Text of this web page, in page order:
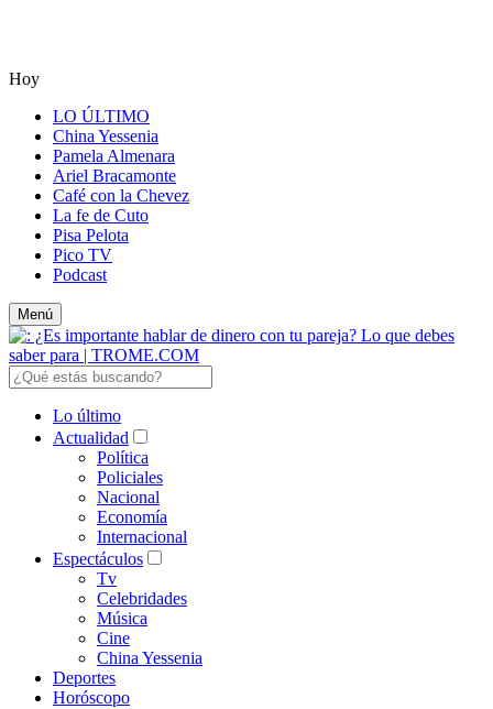
Hoy
LO ÚLTIMO
China Yessenia
Pamela Almenara
Ariel Bracamonte
Café con la Chevez
La fe de Cuto
Pisa Pelota
Pico TV
Podcast
Menú
Lo último
Actualidad
Política
Policiales
Nacional
Economía
Internacional
Espectáculos
Tv
Celebridades
Música
Cine
China Yessenia
Deportes
Horóscopo